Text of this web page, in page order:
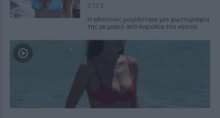
ΧΤΕΣ
Η ηθοποιός μοιράστηκε μία φωτογραφία
της με μαγιό από παραλία του νησιού